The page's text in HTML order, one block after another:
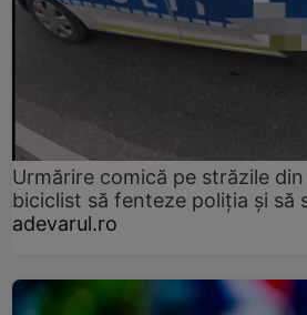
Urmărire comică pe străzile
biciclist să fenteze poliția și să
adevarul.ro